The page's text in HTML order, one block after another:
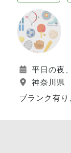
平日の夜
神奈川県
ブランク有